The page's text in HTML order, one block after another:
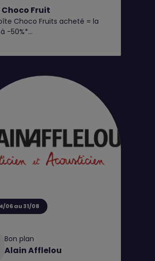
Fruit
Choco Fruits acheté = la
-50%*
06 au 31/08
Bon plan
Alain Afflelou